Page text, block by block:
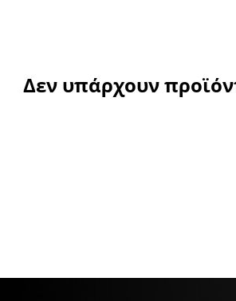
Δεν υπάρχουν